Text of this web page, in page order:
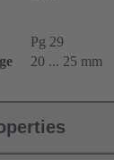
Pg 29
20 ... 25 mm